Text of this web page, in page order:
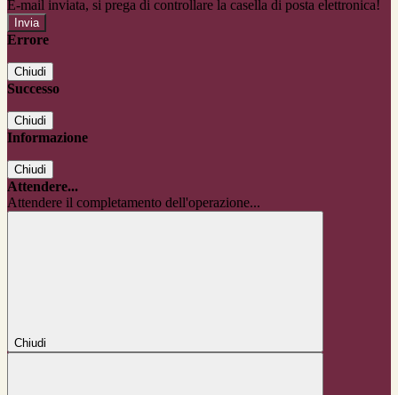
E-mail inviata, si prega di controllare la casella di posta elettronica!
Errore
Chiudi
Successo
Chiudi
Informazione
Chiudi
Attendere...
Attendere il completamento dell'operazione...
Chiudi